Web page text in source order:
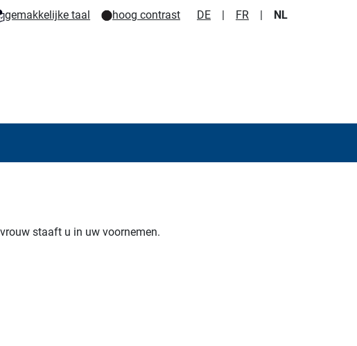
gemakkelijke taal hoog contrast DE | FR | NL
staaft u in uw voornemen.